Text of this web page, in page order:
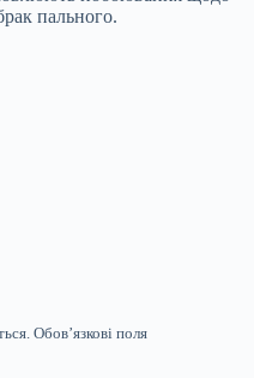
пального.
Обов’язкові поля